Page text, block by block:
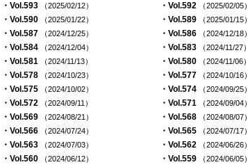
・Vol.593 （2025/02/12） ・Vol.592 （2025/02/05）
・Vol.590 （2025/01/22） ・Vol.589 （2025/01/15）
・Vol.587 （2024/12/25） ・Vol.586 （2024/12/18）
・Vol.584 （2024/12/04） ・Vol.583 （2024/11/27）
・Vol.581 （2024/11/13） ・Vol.580 （2024/11/06）
・Vol.578 （2024/10/23） ・Vol.577 （2024/10/16）
・Vol.575 （2024/10/02） ・Vol.574 （2024/09/25）
・Vol.572 （2024/09/11） ・Vol.571 （2024/09/04）
・Vol.569 （2024/08/21） ・Vol.568 （2024/08/07）
・Vol.566 （2024/07/24） ・Vol.565 （2024/07/17）
・Vol.563 （2024/07/03） ・Vol.562 （2024/06/26）
・Vol.560 （2024/06/12） ・Vol.559 （2024/06/05）